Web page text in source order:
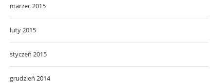
marzec 2015
luty 2015
styczeń 2015
grudzień 2014